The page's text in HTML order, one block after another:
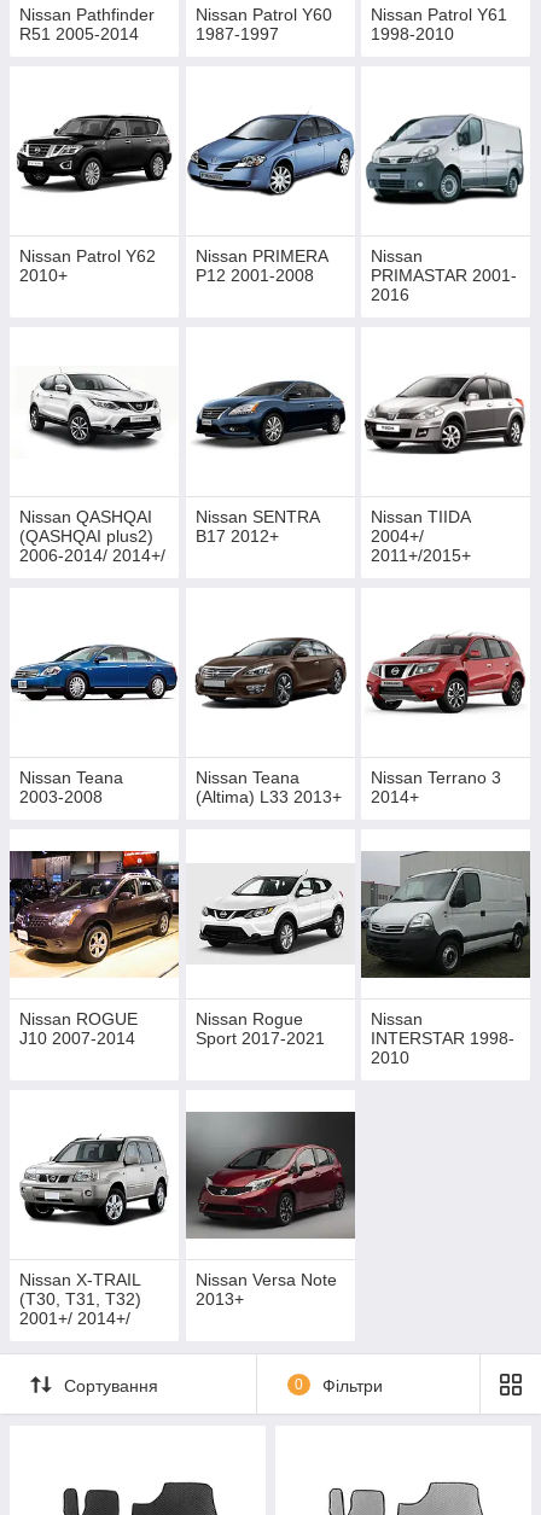
Nissan Pathfinder
R51 2005-2014
Nissan Patrol Y60
1987-1997
Nissan Patrol Y61
1998-2010
Nissan Patrol Y62
2010+
Nissan PRIMERA
P12 2001-2008
Nissan
PRIMASTAR 2001-
2016
Nissan QASHQAI
(QASHQAI plus2)
2006-2014/ 2014+/
Nissan SENTRA
B17 2012+
Nissan TIIDA
2004+/
2011+/2015+
Nissan Teana
2003-2008
Nissan Teana
(Altima) L33 2013+
Nissan Terrano 3
2014+
Nissan ROGUE
J10 2007-2014
Nissan Rogue
Sport 2017-2021
Nissan
INTERSTAR 1998-
2010
Nissan X-TRAIL
(T30, T31, T32)
2001+/ 2014+/
Nissan Versa Note
2013+
Сортування 0 Фільтри